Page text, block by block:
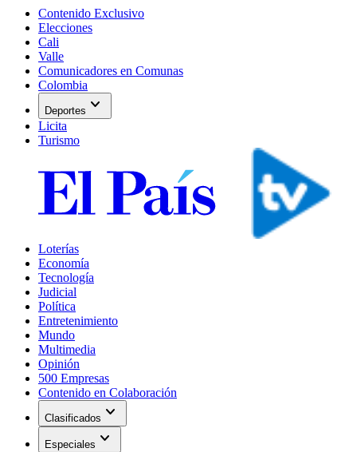
Contenido Exclusivo
Elecciones
Cali
Valle
Comunicadores en Comunas
Colombia
Deportes expand_more
Licita
Turismo
Loterías
Economía
Tecnología
Judicial
Política
Entretenimiento
Mundo
Multimedia
Opinión
500 Empresas
Contenido en Colaboración
Clasificados expand_more
Especiales expand_more